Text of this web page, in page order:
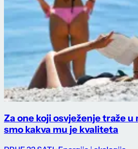
Za one koji osvježenje traže
smo kakva mu je kvaliteta